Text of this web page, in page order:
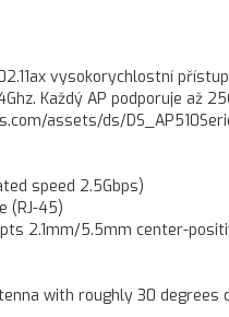
vysokorychlostní
Každý AP podporuje až
assets/ds/
speed 2.5Gbps)
(RJ-45)
2.1mm/5.5mm center-
with roughly 30 degrees